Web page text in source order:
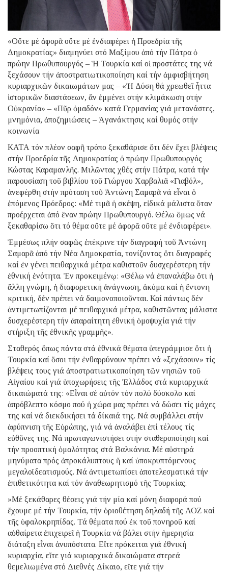
«Οὔτε μέ ἀφορᾶ οὔτε μέ ἐνδιαφέρει ἡ Προεδρία τῆς
Δημοκρατίας» διαμηνύει στό Μαξίμου ἀπό τήν Πάτρα ὁ
πρώην Πρωθυπουργός – Ἡ Τουρκία καί οἱ προστάτες της νά
ξεχάσουν τήν ἀποστρατιωτικοποίηση καί τήν ἀμφισβήτηση
κυριαρχικῶν δικαιωμάτων μας – «Ἡ Δύση θά χρεωθεῖ ἧττα
ἱστορικῶν διαστάσεων, ἄν ἐμμένει στήν κλιμάκωση στήν
Οὐκρανία» – «Πῦρ ὁμαδόν» κατά Γερμανίας γιά μετανάστες,
μνημόνια, ἀποζημιώσεις – Ἀγανάκτησις καί θυμός στήν
κοινωνία
ΚΑΤΑ τόν πλέον σαφῆ τρόπο ξεκαθάρισε ὅτι δέν ἔχει βλέψεις
στήν Προεδρία τῆς Δημοκρατίας ὁ πρώην Πρωθυπουργός
Κώστας Καραμανλῆς. Μιλῶντας χθές στήν Πάτρα, κατά τήν
παρουσίαση τοῦ βιβλίου τοῦ Γιώργου Χαρβαλιᾶ «Γιαβόλ»,
ἀνεφέρθη στήν πρόταση τοῦ Ἀντώνη Σαμαρᾶ νά εἶναι ὁ
ἑπόμενος Πρόεδρος: «Μέ τιμᾶ ἡ σκέψη, εἰδικά μάλιστα ὅταν
προέρχεται ἀπό ἕναν πρώην Πρωθυπουργό. Θέλω ὅμως νά
ξεκαθαρίσω ὅτι τό θέμα οὔτε μέ ἀφορᾶ οὔτε μέ ἐνδιαφέρει».
Ἐμμέσως πλήν σαφῶς ἐπέκρινε τήν διαγραφή τοῦ Ἀντώνη
Σαμαρᾶ ἀπό τήν Νέα Δημοκρατία, τονίζοντας ὅτι διαγραφές
καί ἐν γένει πειθαρχικά μέτρα καθιστοῦν δυσχερέστερη τήν
ἐθνική ἑνότητα. Ἐν προκειμένῳ: «Θέλω νά ἐπαναλάβω ὅτι ἡ
ἄλλη γνώμη, ἡ διαφορετική ἀνάγνωση, ἀκόμα καί ἡ ἔντονη
κριτική, δέν πρέπει νά δαιμονοποιοῦνται. Καί πάντως δέν
ἀντιμετωπίζονται μέ πειθαρχικά μέτρα, καθιστῶντας μάλιστα
δυσχερέστερη τήν ἀπαραίτητη ἐθνική ὁμοψυχία γιά τήν
στήριξη τῆς ἐθνικῆς γραμμῆς».
Σταθερός ὅπως πάντα στά ἐθνικά θέματα ὑπεγράμμισε ὅτι ἡ
Τουρκία καί ὅσοι τήν ἐνθαρρύνουν πρέπει νά «ξεχάσουν» τίς
βλέψεις τους γιά ἀποστρατιωτικοποίηση τῶν νησιῶν τοῦ
Αἰγαίου καί γιά ὑποχωρήσεις τῆς Ἑλλάδος στά κυριαρχικά
δικαιώματά της: «Εἶναι σέ αὐτόν τόν πολύ δύσκολο καί
ἀπρόβλεπτο κόσμο πού ἡ χώρα μας πρέπει νά δώσει τίς μάχες
της καί νά διεκδικήσει τά δίκαιά της. Νά συμβάλλει στήν
ἀφύπνιση τῆς Εὐρώπης, γιά νά ἀναλάβει ἐπί τέλους τίς
εὐθῦνες της. Νά πρωταγωνιστήσει στήν σταθεροποίηση καί
τήν προοπτική ὁμαλότητας στά Βαλκάνια. Μέ αὐστηρά
μηνύματα πρός ἀπροκάλυπτους ἤ καί ὑποκρυπτόμενους
μεγαλοϊδεατισμούς. Νά ἀντιμετωπίσει ἀποτελεσματικά τήν
ἐπιθετικότητα καί τόν ἀναθεωρητισμό τῆς Τουρκίας.
»Μέ ξεκάθαρες θέσεις γιά τήν μία καί μόνη διαφορά πού
ἔχουμε μέ τήν Τουρκία, τήν ὁριοθέτηση δηλαδή τῆς ΑΟΖ καί
τῆς ὑφαλοκρηπίδας. Τά θέματα πού ἐκ τοῦ πονηροῦ καί
αὐθαίρετα ἐπιχειρεῖ ἡ Τουρκία νά βάλει στήν ἡμερησία
διάταξη εἶναι ἀνυπόστατα. Εἴτε πρόκειται γιά ἐθνική
κυριαρχία, εἴτε γιά κυριαρχικά δικαιώματα στερεά
θεμελιωμένα στό Διεθνές Δίκαιο, εἴτε γιά τήν